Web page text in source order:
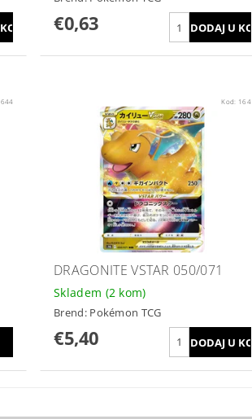
€0,63
644 Kod: 164
DRAGONITE VSTAR 050/071
Skladem (2 kom)
Brend: Pokémon TCG
€5,40